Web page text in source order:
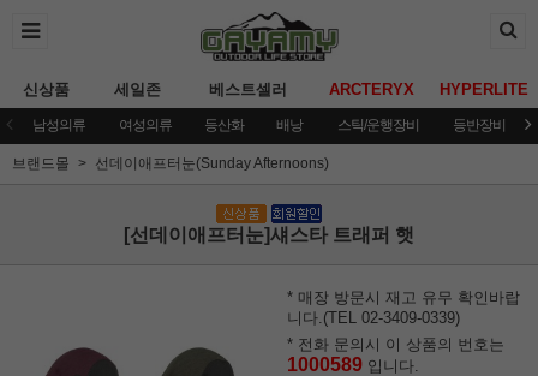
신상품 세일존 베스트셀러 ARCTERYX HYPERLITE
남성의류 여성의류 등산화 배낭 스틱/운행장비 등반장비
브랜드몰 선데이애프터눈(Sunday Afternoons)
[선데이애프터눈]섀스타 트래퍼 햇
* 매장 방문시 재고 유무 확인바랍
니다.(TEL 02-3409-0339)
* 전화 문의시 이 상품의 번호는
1000589 입니다.